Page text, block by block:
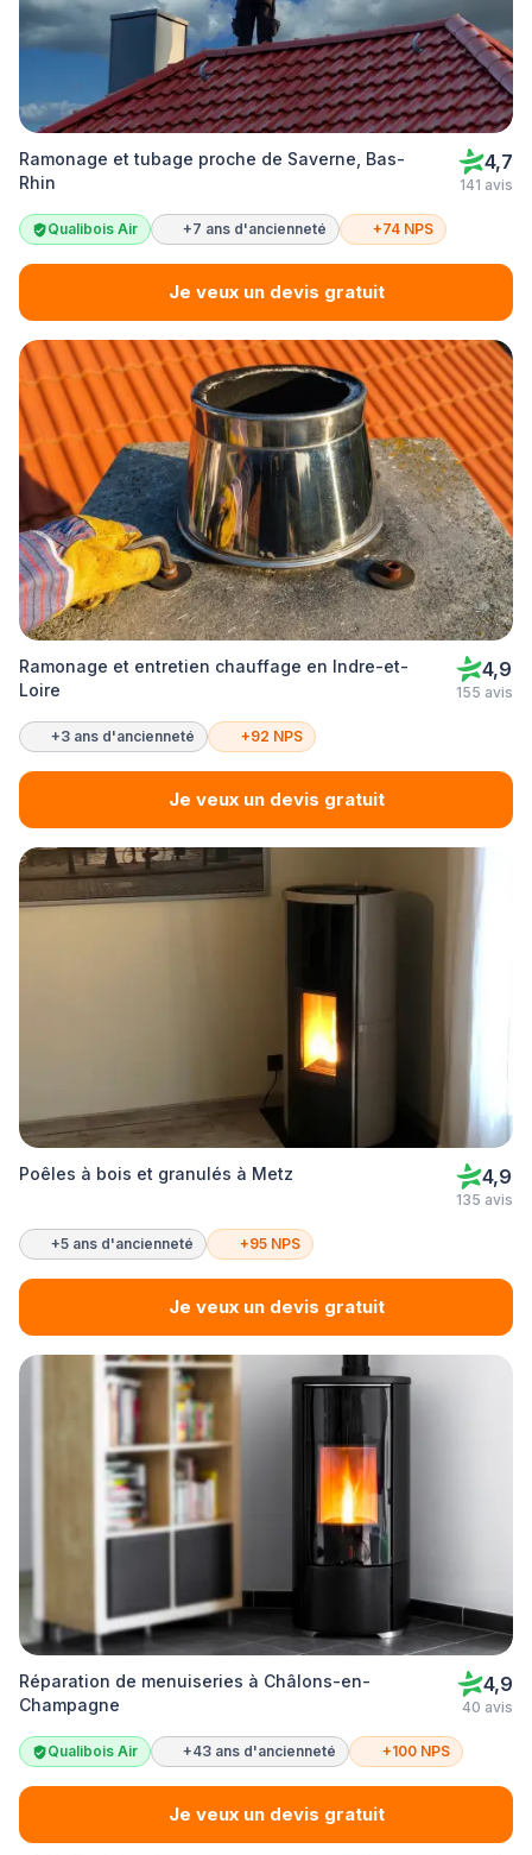
Ramonage et tubage proche de Saverne, Bas-
Rhin
4,7
141 avis
Qualibois Air +7 ans d'ancienneté +74 NPS
Je veux un devis gratuit
Ramonage et entretien chauffage en Indre-et-
Loire
4,9
155 avis
+3 ans d'ancienneté +92 NPS
Je veux un devis gratuit
Poêles à bois et granulés à Metz 4,9
135 avis
+5 ans d'ancienneté +95 NPS
Je veux un devis gratuit
Réparation de menuiseries à Châlons-en-
Champagne
4,9
40 avis
Qualibois Air +43 ans d'ancienneté +100 NPS
Je veux un devis gratuit